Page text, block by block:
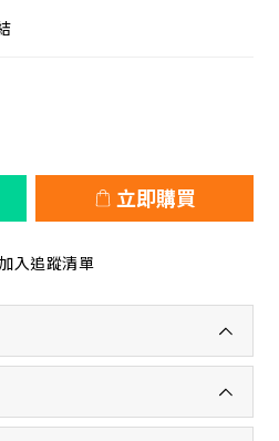
立即購買
加入追蹤清單